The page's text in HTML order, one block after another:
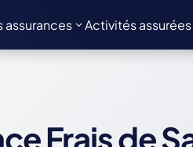
assurances Activités assurées
Frais de